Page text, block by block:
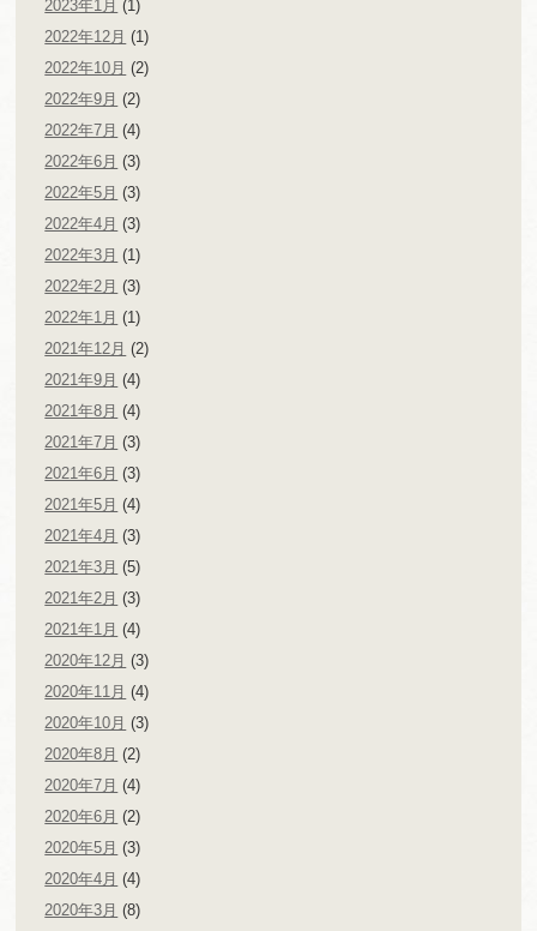
2023年1月 (1)
2022年12月 (1)
2022年10月 (2)
2022年9月 (2)
2022年7月 (4)
2022年6月 (3)
2022年5月 (3)
2022年4月 (3)
2022年3月 (1)
2022年2月 (3)
2022年1月 (1)
2021年12月 (2)
2021年9月 (4)
2021年8月 (4)
2021年7月 (3)
2021年6月 (3)
2021年5月 (4)
2021年4月 (3)
2021年3月 (5)
2021年2月 (3)
2021年1月 (4)
2020年12月 (3)
2020年11月 (4)
2020年10月 (3)
2020年8月 (2)
2020年7月 (4)
2020年6月 (2)
2020年5月 (3)
2020年4月 (4)
2020年3月 (8)